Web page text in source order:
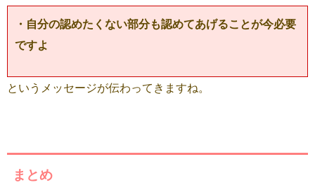
・自分の認めたくない部分も認めてあげることが今必要
ですよ
というメッセージが伝わってきますね。
まとめ